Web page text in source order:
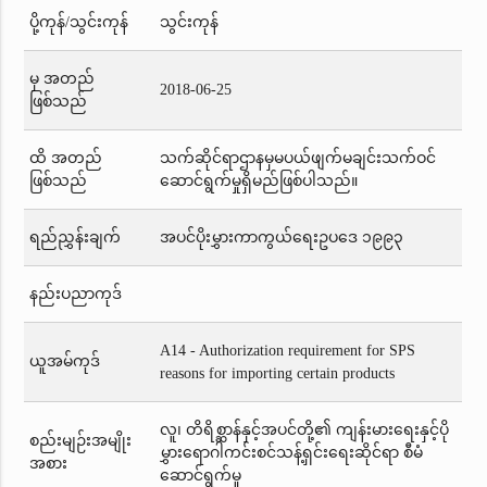
ပို့ကုန်/သွင်းကုန် သွင်းကုန်
မှ အတည်
ဖြစ်သည်
2018-06-25
ထိ အတည်
ဖြစ်သည်
သက်ဆိုင်ရာဌာနမှမပယ်ဖျက်မချင်းသက်ဝင်
ဆောင်ရွက်မှုရှိမည်ဖြစ်ပါသည်။
ရည်ညွှန်းချက် အပင်ပိုးမွှားကာကွယ်ရေးဥပဒေ ၁၉၉၃
နည်းပညာကုဒ်
ယူအမ်ကုဒ်
A14 - Authorization requirement for SPS
reasons for importing certain products
စည်းမျဉ်းအမျိုး
အစား
လူ၊ တိရိစ္ဆာန်နှင့်အပင်တို့၏ ကျန်းမားရေးနှင့်ပို
မွှားရောဂါကင်းစင်သန့်ရှင်းရေးဆိုင်ရာ စီမံ
ဆောင်ရွက်မှု